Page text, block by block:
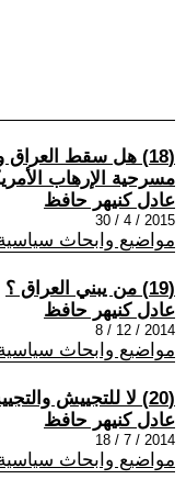
(18) هل سقط
مسرحية الإرهاب
عادل كنيهر حافظ
2015 / 4 / 30
مواضيع وابحاث
(19) من يبني العراق ؟
عادل كنيهر حافظ
2014 / 12 / 8
مواضيع وابحاث
(20) لا للتجييش والتجييش المضاد
عادل كنيهر حافظ
2014 / 7 / 18
مواضيع وابحاث